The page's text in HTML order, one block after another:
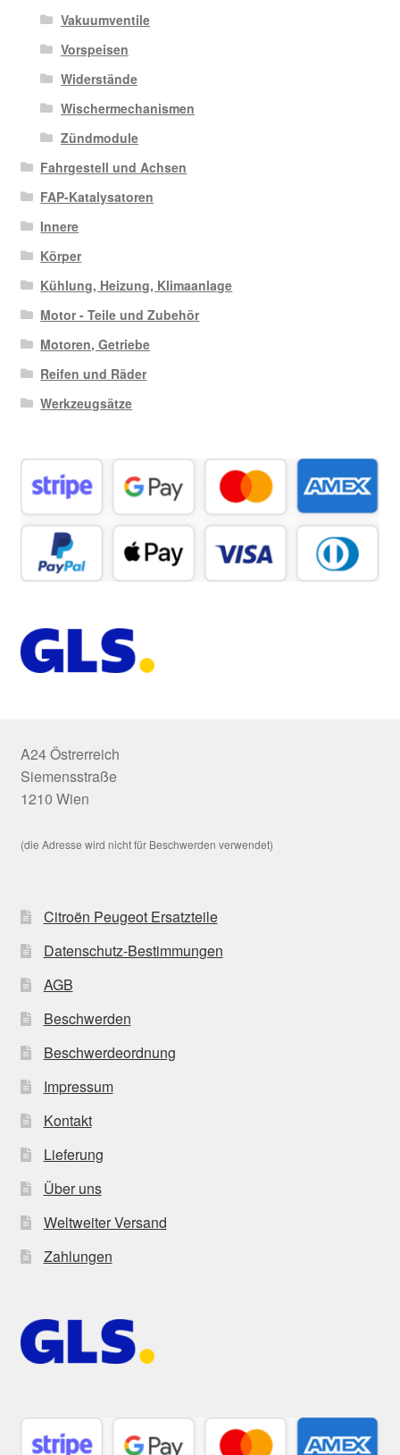
Vakuumventile
Vorspeisen
Widerstände
Wischermechanismen
Zündmodule
Fahrgestell und Achsen
FAP-Katalysatoren
Innere
Körper
Kühlung, Heizung, Klimaanlage
Motor - Teile und Zubehör
Motoren, Getriebe
Reifen und Räder
Werkzeugsätze
A24 Östrerreich
Siemensstraße
1210 Wien
(die Adresse wird nicht für Beschwerden verwendet)
Citroën Peugeot Ersatzteile
Datenschutz-Bestimmungen
AGB
Beschwerden
Beschwerdeordnung
Impressum
Kontakt
Lieferung
Über uns
Weltweiter Versand
Zahlungen